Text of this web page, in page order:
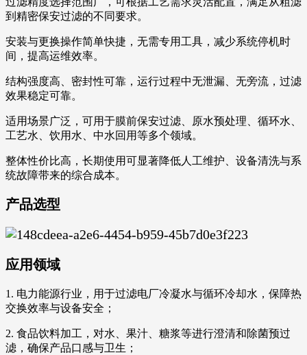
到精密保安过滤的不同要求。
安装与更换操作简单快捷，无需专用工具，减少系统停机时
间，提高运维效率。
结构强度高、密封性可靠，运行过程中无泄漏、无旁流，过滤
效果稳定可靠。
适用场景广泛，可用于膜前保安过滤、原水预处理、循环水、
工艺水、饮用水、中水回用等多个领域。
整体性价比高，长期使用可显著降低人工维护、设备清洗与系
统故障带来的综合成本。
产品选型
应用领域
1. 电力能源行业，用于过滤电厂冷凝水与循环冷却水，保障热
交换效率与设备安全；
2. 食品饮料加工，对水、果汁、糖浆等进行澄清和除菌预过
滤，确保产品口感与卫生；